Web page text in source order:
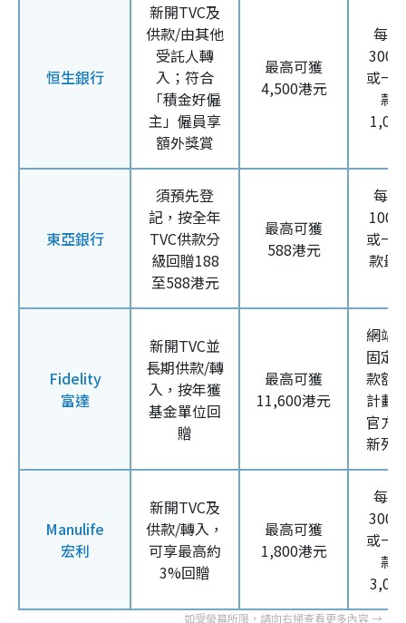
恒生銀行
新開TVC及
供款/由其他
受託人轉
入；符合
「積金好僱
主」僱員享
額外獎賞
最高可獲
4,500港元
每
300
或一
款
東亞銀行
須預先登
記，按全年
TVC供款分
級回贈188
至588港元
最高可獲
588港元
每
100
或一
款最
Fidelity
富達
新開TVC並
長期供款/轉
入，按年獲
基金單位回
贈
最高可獲
11,600港元
網站
固定
款額
計劃
官方
新列
Manulife
宏利
新開TVC及
供款/轉入，
可享最高約
3%回贈
最高可獲
1,800港元
每
300
或一
款